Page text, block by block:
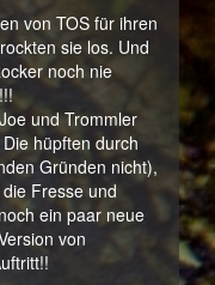
von TOS für ihren
sie los. Und
noch nie
und Trommler
hüpften durch
Gründen nicht),
Fresse und
ein paar neue
von